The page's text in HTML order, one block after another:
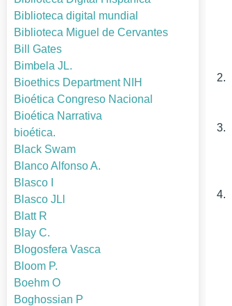
Biblioteca digital mundial
Biblioteca Miguel de Cervantes
Bill Gates
Bimbela JL.
Bioethics Department NIH
Bioética Congreso Nacional
Bioética Narrativa
bioética.
Black Swam
Blanco Alfonso A.
Blasco I
Blasco JLl
Blatt R
Blay C.
Blogosfera Vasca
Bloom P.
Boehm O
Boghossian P
2.
3.
4.